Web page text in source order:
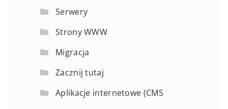
Serwery
Strony WWW
Migracja
Zacznij tutaj
Aplikacje internetowe (CMS